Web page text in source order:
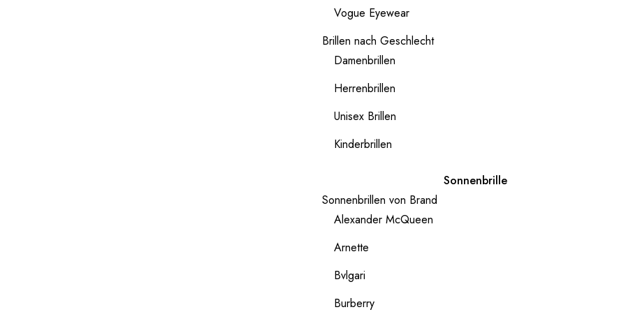
Vogue Eyewear
Brillen nach Geschlecht
Damenbrillen
Herrenbrillen
Unisex Brillen
Kinderbrillen
Sonnenbrille
Sonnenbrillen von Brand
Alexander McQueen
Arnette
Bvlgari
Burberry